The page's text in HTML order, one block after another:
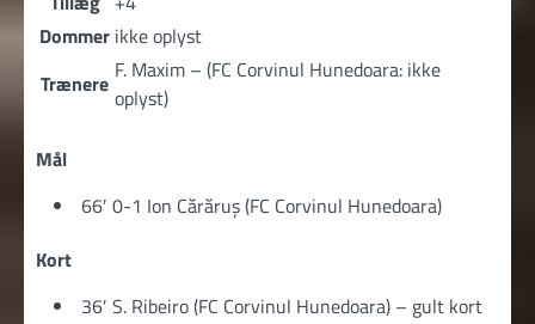
Dommer ikke oplyst
Trænere F. Maxim – (FC Corvinul Hunedoara: ikke
oplyst)
Mål
66′ 0-1 Ion Cărăruș (FC Corvinul Hunedoara)
Kort
36′ S. Ribeiro (FC Corvinul Hunedoara) – gult kort